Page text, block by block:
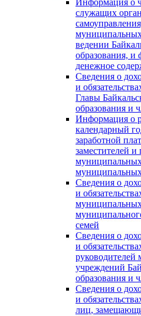
служащих
ведении
образования, и
денежное
Сведения о
и
Главы
образования и
Информация о
календарный
заработной
заместителей и
Сведения о
и
семей
Сведения о
и
учреждений
образования и
Сведения о
и
лиц,